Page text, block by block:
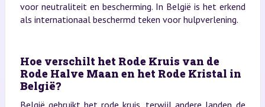
voor neutraliteit en bescherming. In België is het erkend
als internationaal beschermd teken voor hulpverlening.
Hoe verschilt het Rode Kruis van de
Rode Halve Maan en het Rode Kristal in
België?
België gebruikt het rode kruis, terwijl andere landen de